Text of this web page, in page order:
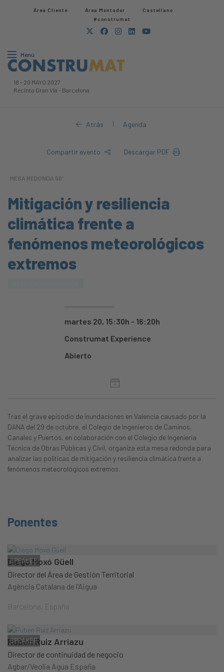
Área Cliente Área Montador
Castellano
#construmat
Menú
18 - 20 MAYO 2027
Recinto Gran Via - Barcelona
Atrás | Agenda
Compartir evento Descargar PDF
MESA REDONDA 50'
Mitigación y resiliencia
climática frente a
fenómenos meteorológicos
extremos
martes 20, 15:30h - 16:20h
Construmat Experience
Abierto
Tras el grave episodio de inundaciones en Valencia causado por la
DANA del 29 de octubre, el Colegio de Ingenieros de Caminos,
Canales y Puertos, en colaboración con el Colegio de Ingeniería
Técnica de Obras Públicas y Civil, organiza esta mesa redonda para
analizar las políticas de mitigación y resiliencia climática frente a
fenómenos meteorológicos extremos.
Ponentes
SPEAKER
Diego Moxó Güell
Director del Área de Gestión Territorial
Agència Catalana de l’Aigua
Barcelona, España
SPEAKER
Rubén Ruiz Arriazu
Director de continuidad de negocio
Agbar/Veolia Agua España